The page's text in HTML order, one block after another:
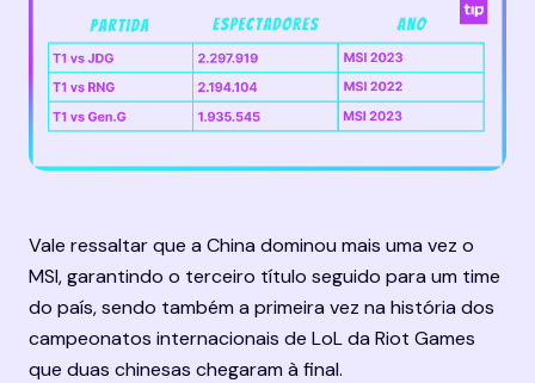
Vale ressaltar que a China dominou mais uma vez o
MSI, garantindo o terceiro título seguido para um time
do país, sendo também a primeira vez na história dos
campeonatos internacionais de LoL da Riot Games
que duas chinesas chegaram à final.